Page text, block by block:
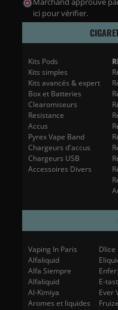
Marchand approuvé
ici pour vérifier.
Kits Pods
Kits simples
Kits avancés & expert
Box et Batteries
Clearomiseurs
Resistance
Accus
Pyrex Vape Band
Chargeurs d'accus
Chargeurs USB
Accessoires Divers
Vaping In Paris
Alfaliquid
Alfa Siempre
Alfaliquid
Al-Kimiya
Aromes et liquides
Dlice
Enfer
E-
Ever